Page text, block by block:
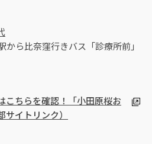
から比奈窪行きバス「診療所前」
こちらを確認！「小田原桜お
イトリンク）